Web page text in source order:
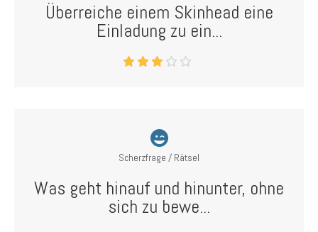
Überreiche einem Skinhead eine
Einladung zu ein...
Scherzfrage / Rätsel
Was geht hinauf und hinunter, ohne
sich zu bewe...